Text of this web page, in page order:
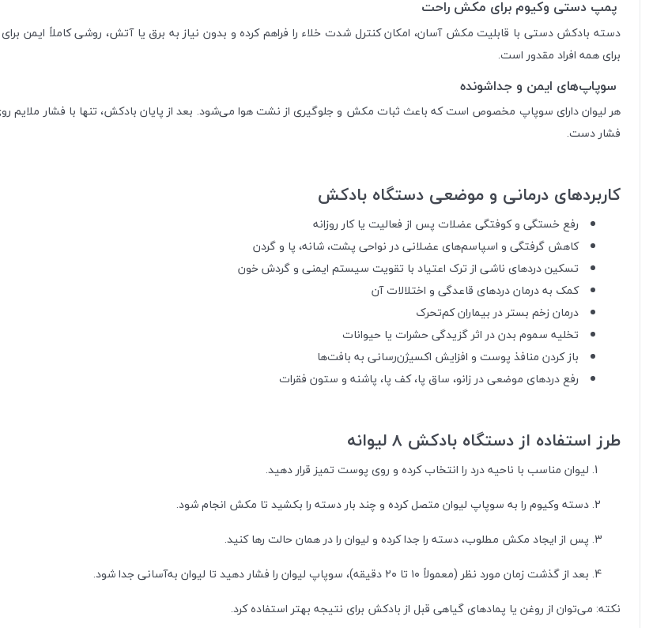
پمپ دستی وکیوم برای مکش راحت
دسته بادکش دستی با قابلیت مکش آسان، امکان کنترل شدت خلاء را فراهم کرده و بدون نیاز به برق یا آتش، روشی کاملاً ایمن
برای همه افراد مقدور است.
سوپاپ‌های ایمن و جداشونده
هر لیوان دارای سوپاپ مخصوص است که باعث ثبات مکش و جلوگیری از نشت هوا می‌شود. بعد از پایان بادکش، تنها با فشار ملایم
فشار دست.
کاربردهای درمانی و موضعی دستگاه بادکش
رفع خستگی و کوفتگی عضلات پس از فعالیت یا کار روزانه
کاهش گرفتگی و اسپاسم‌های عضلانی در نواحی پشت، شانه، پا و گردن
تسکین دردهای ناشی از ترک اعتیاد با تقویت سیستم ایمنی و گردش خون
کمک به درمان دردهای قاعدگی و اختلالات آن
درمان زخم بستر در بیماران کم‌تحرک
تخلیه سموم بدن در اثر گزیدگی حشرات یا حیوانات
باز کردن منافذ پوست و افزایش اکسیژن‌رسانی به بافت‌ها
رفع دردهای موضعی در زانو، ساق پا، کف پا، پاشنه و ستون فقرات
طرز استفاده از دستگاه بادکش 8 لیوانه
لیوان مناسب با ناحیه درد را انتخاب کرده و روی پوست تمیز قرار دهید.
دسته وکیوم را به سوپاپ لیوان متصل کرده و چند بار دسته را بکشید تا مکش انجام شود.
پس از ایجاد مکش مطلوب، دسته را جدا کرده و لیوان را در همان حالت رها کنید.
بعد از گذشت زمان مورد نظر (معمولاً ۱۰ تا ۲۰ دقیقه)، سوپاپ لیوان را فشار دهید تا لیوان به‌آسانی جدا شود.
نکته: می‌توان از روغن یا پمادهای گیاهی قبل از بادکش برای نتیجه بهتر استفاده کرد.